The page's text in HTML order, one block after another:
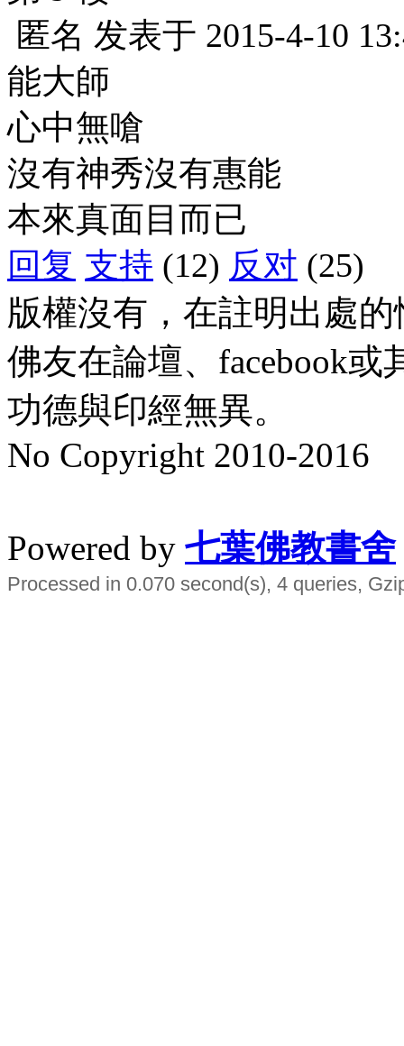
匿名 发表于 2015-4-10
能大師
心中無嗆
沒有神秀沒有惠能
本來真面目而已
回复 支持 (12) 反对 (25)
版權沒有，在註明出處
佛友在論壇、facebook
功德與印經無異。
No Copyright 2010-2016
Powered by 七葉佛教書舍
Processed in 0.070 second(s), 4 queries,